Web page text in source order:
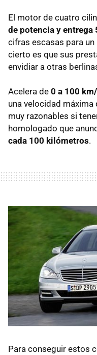
El motor de cuatro
de potencia y entrega
cifras escasas para
cierto es que sus
envidiar a otras
Acelera de 0 a 100
una velocidad
muy razonables si
homologado que
cada 100 kilómetros.
Para conseguir estos